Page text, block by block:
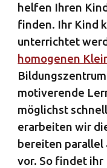
helfen Ihren
finden. Ihr Kind
unterrichtet
homogenen
motiverende
möglichst
erarbeiten wir
bereiten parallel
vor. So findet ihr